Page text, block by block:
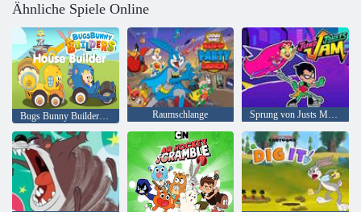
Ähnliche Spiele Online
Bugs Bunny Builders Hausbauer Raumschlange Sprung von Justs Marmelade